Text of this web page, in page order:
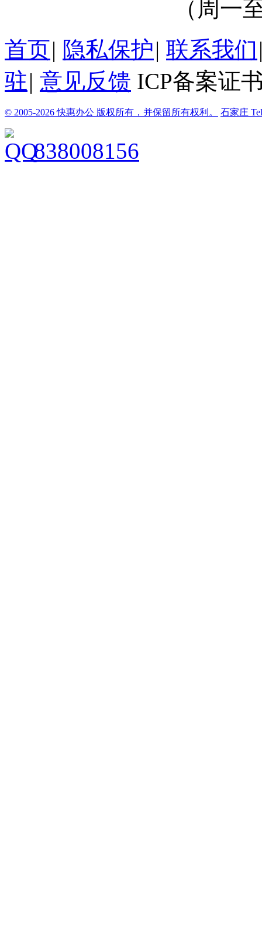
（周一至周
首页| 隐私保护| 联系我们
驻| 意见反馈 ICP备案证
© 2005-2026 快惠办公 版权所有，并保留所有权利。 石家庄
838008156